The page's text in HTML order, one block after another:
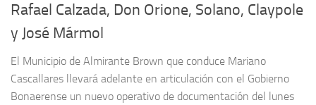
Rafael Calzada, Don Orione, Solano, Claypole
y José Mármol
El Municipio de Almirante Brown que conduce Mariano
Cascallares llevará adelante en articulación con el Gobierno
Bonaerense un nuevo operativo de documentación del lunes